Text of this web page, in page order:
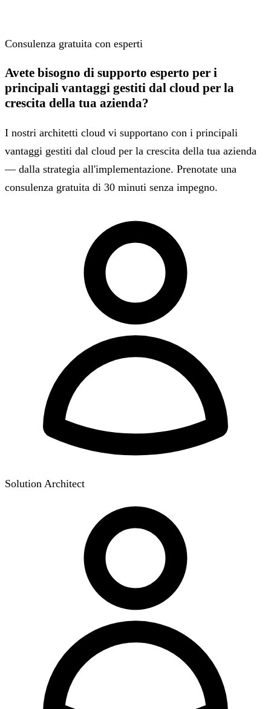
Consulenza gratuita con esperti
Avete bisogno di supporto esperto per i
principali vantaggi gestiti dal cloud per la
crescita della tua azienda?
I nostri architetti cloud vi supportano con i principali
vantaggi gestiti dal cloud per la crescita della tua azienda
— dalla strategia all'implementazione. Prenotate una
consulenza gratuita di 30 minuti senza impegno.
Solution Architect